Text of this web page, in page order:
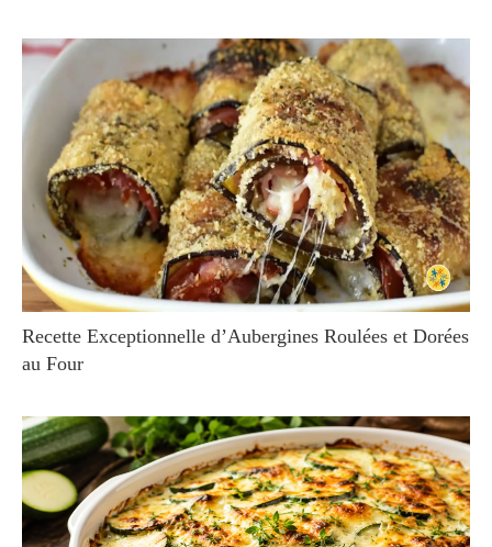
Recette Exceptionnelle d’Aubergines Roulées et Dorées
au Four